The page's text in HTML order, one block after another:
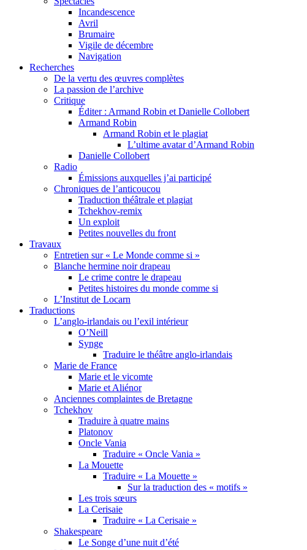
Incandescence
Avril
Brumaire
Vigile de décembre
Navigation
Recherches
De la vertu des œuvres complètes
La passion de l’archive
Critique
Éditer : Armand Robin et Danielle Collobert
Armand Robin
Armand Robin et le plagiat
L’ultime avatar d’Armand Robin
Danielle Collobert
Radio
Émissions auxquelles j’ai participé
Chroniques de l’anticoucou
Traduction théâtrale et plagiat
Tchekhov-remix
Un exploit
Petites nouvelles du front
Travaux
Entretien sur « Le Monde comme si »
Blanche hermine noir drapeau
Le crime contre le drapeau
Petites histoires du monde comme si
L’Institut de Locarn
Traductions
L’anglo-irlandais ou l’exil intérieur
O’Neill
Synge
Traduire le théâtre anglo-irlandais
Marie de France
Marie et le vicomte
Marie et Aliénor
Anciennes complaintes de Bretagne
Tchekhov
Traduire à quatre mains
Platonov
Oncle Vania
Traduire « Oncle Vania »
La Mouette
Traduire « La Mouette »
Sur la traduction des « motifs »
Les trois sœurs
La Cerisaie
Traduire « La Cerisaie »
Shakespeare
Le Songe d’une nuit d’été